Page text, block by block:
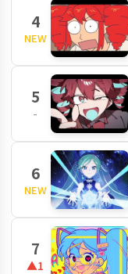
4
NEW
5
-
6
NEW
7
▲1